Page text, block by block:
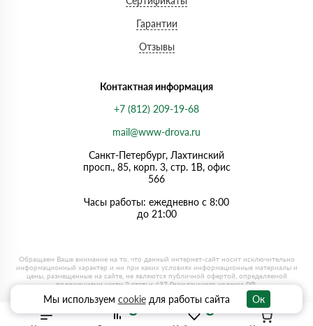
Гарантии
Отзывы
Контактная информация
+7 (812) 209-19-68
mail@www-drova.ru
Санкт-Петербург, Лахтинский
просп., 85, корп. 3, стр. 1В, офис
566
Часы работы: ежедневно с 8:00
до 21:00
Мы используем cookieдля работы сайта Ок